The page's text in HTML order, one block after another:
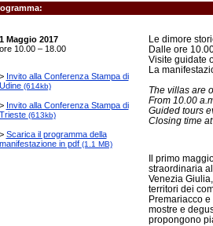
1 Maggio 2017
ore 10.00 – 18.00
> Invito alla Conferenza Stampa di
Udine (614kb)
> Invito alla Conferenza Stampa di
Trieste (613kb)
> Scarica il programma della
manifestazione in pdf (1.1 MB)
Le dimore
Dalle ore
Visite guidate
La
The villas are
From 10.00
Guided tours
Closing time
Il primo
straordinaria
Venezia
territori dei
Premariacco
mostre e
propongono